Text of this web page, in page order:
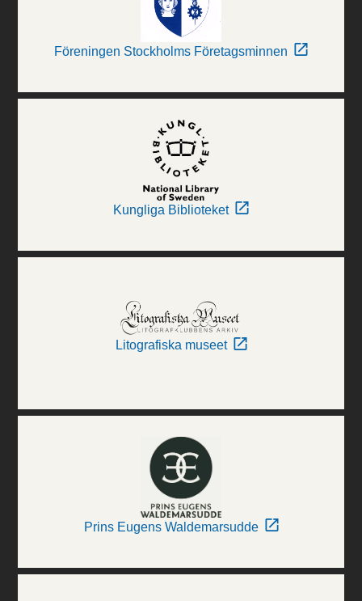
Föreningen Stockholms Företagsminnen
Kungliga Biblioteket
Litografiska museet
Prins Eugens Waldemarsudde